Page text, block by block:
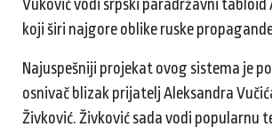
Vuković vodi srpski paradržavni tabloid
koji širi najgore oblike ruske
Najuspešniji projekat ovog sistema je
osnivač blizak prijatelj Aleksandra
Živković. Živković sada vodi popularnu